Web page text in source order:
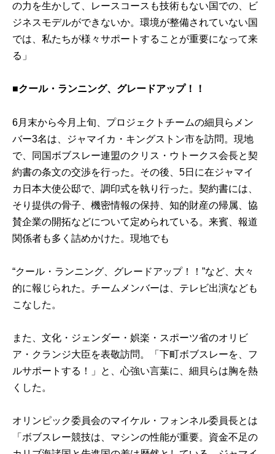
の力を生かして、レースコースも技術もない国での、ビ
ジネスモデルができないか。環境が整備されていない国
では、私たちが様々サポートすることが重要になって来
る」
■クール・ランニング、グレードアップ！！
6月末から今月上旬、プロジェクトチームの細貝らメン
バー3名は、ジャマイカ・キングストン市を訪問。現地
で、同国ボブスレー連盟のクリス・ウトークス会長と契
約書の条文の交渉を行った。その後、5日に在ジャマイ
カ日本大使公邸で、調印式を執り行った。契約書には、
そり提供の骨子、機密情報の保持、知的財産の帰属、協
賛企業の開拓などについて定められている。来賓、報道
関係者も多く詰めかけた。現地でも
“クール・ランニング、グレードアップ！！”など、大々
的に報じられた。チームメンバーは、テレビ出演なども
こなした。
また、文化・ジェンダー・娯楽・スポーツ省のオリビ
ア・クランジ大臣を表敬訪問。「下町ボブスレーを、フ
ルサポートする！」と、心強い言葉に、細貝らは胸を熱
くした。
オリンピック委員会のマイケル・フォンネル委員長とは
「ボブスレー競技は、マシンの性能が重要。資金不足の